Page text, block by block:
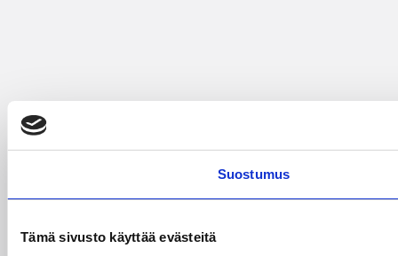
Suostumus
Tämä sivusto käyttää evästeitä